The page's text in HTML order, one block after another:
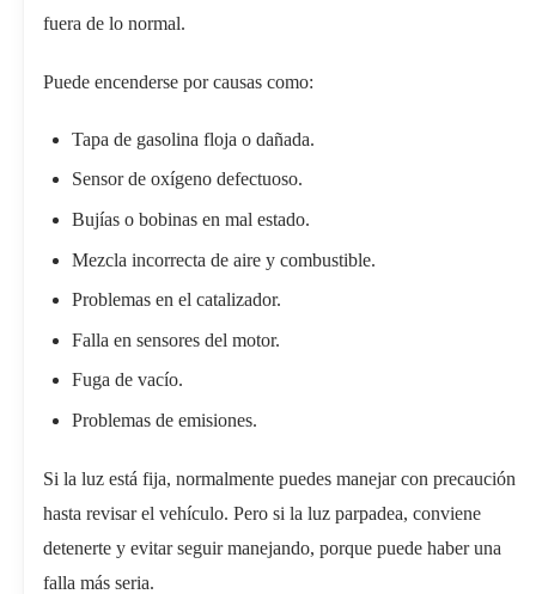
fuera de lo normal.
Puede encenderse por causas como:
Tapa de gasolina floja o dañada.
Sensor de oxígeno defectuoso.
Bujías o bobinas en mal estado.
Mezcla incorrecta de aire y combustible.
Problemas en el catalizador.
Falla en sensores del motor.
Fuga de vacío.
Problemas de emisiones.
Si la luz está fija, normalmente puedes manejar con precaución
hasta revisar el vehículo. Pero si la luz parpadea, conviene
detenerte y evitar seguir manejando, porque puede haber una
falla más seria.